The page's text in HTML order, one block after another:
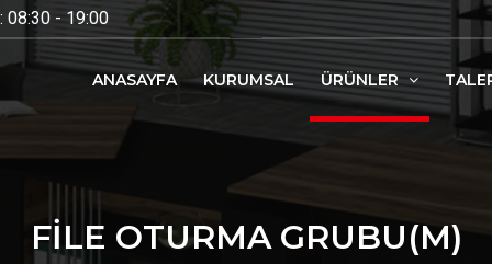
- 19:00
ANASAYFA KURUMSAL ÜRÜNLER
FİLE OTURMA GRUBU(M)